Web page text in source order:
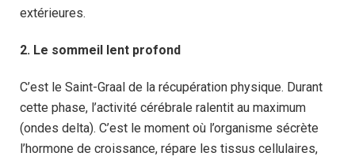
extérieures.
2. Le sommeil lent profond
C’est le Saint-Graal de la récupération physique. Durant
cette phase, l’activité cérébrale ralentit au maximum
(ondes delta). C’est le moment où l’organisme sécrète
l’hormone de croissance, répare les tissus cellulaires,